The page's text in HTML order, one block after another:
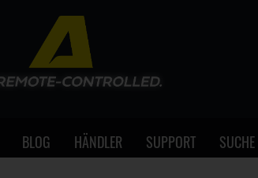
BLOG HÄNDLER SUPPORT SUCHE